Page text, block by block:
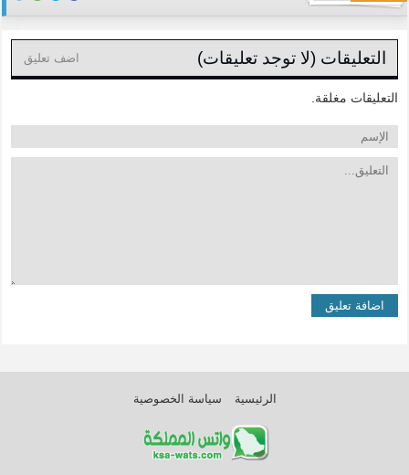
التعليقات (لا توجد تعليقات) اضف تعليق
التعليقات مغلقة.
الرئيسية سياسة الخصوصية